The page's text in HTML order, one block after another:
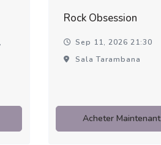
Rock Obsession
Sep 11, 2026 21:30
Sala Tarambana
Acheter Maintenant